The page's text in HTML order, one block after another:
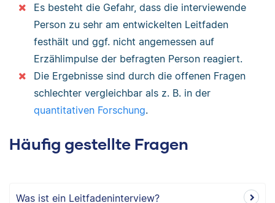
Es besteht die Gefahr, dass die interviewende
Person zu sehr am entwickelten Leitfaden
festhält und ggf. nicht angemessen auf
Erzählimpulse der befragten Person reagiert.
Die Ergebnisse sind durch die offenen Fragen
schlechter vergleichbar als z. B. in der
quantitativen Forschung.
Häufig gestellte Fragen
Was ist ein Leitfadeninterview?